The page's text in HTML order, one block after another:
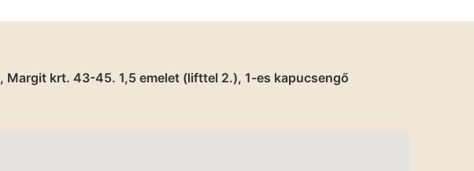
Margit krt. 43-45. 1,5 emelet (lifttel 2.), 1-es kapucsengő